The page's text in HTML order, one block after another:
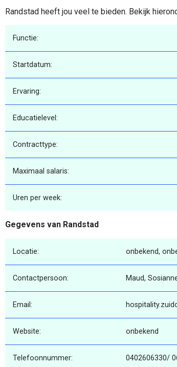
Randstad heeft jou veel te bieden. Bekijk
Functie:
Startdatum:
Ervaring:
Educatielevel:
Contracttype:
Maximaal salaris:
Uren per week:
Gegevens van Randstad
Locatie: onbekend,
Contactpersoon: Maud,
Email:
Website: onbekend
Telefoonnummer: 0402606330/